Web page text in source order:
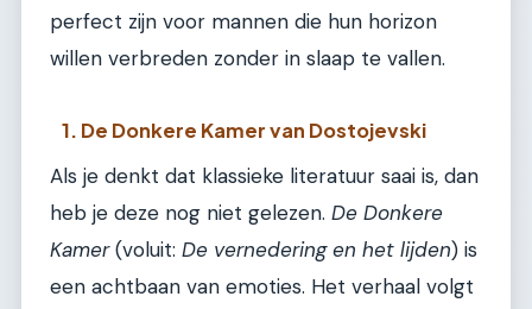
perfect zijn voor mannen die hun horizon
willen verbreden zonder in slaap te vallen.
1. De Donkere Kamer van Dostojevski
Als je denkt dat klassieke literatuur saai is, dan
heb je deze nog niet gelezen. De Donkere
Kamer(voluit: De vernedering en het lijden) is
een achtbaan van emoties. Het verhaal volgt